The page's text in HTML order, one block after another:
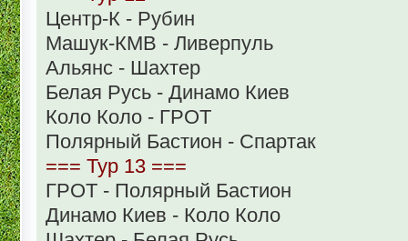
Центр-К - Рубин
Машук-КМВ - Ливерпуль
Альянс - Шахтер
Белая Русь - Динамо Киев
Коло Коло - ГРОТ
Полярный Бастион - Спартак
=== Тур 13 ===
ГРОТ - Полярный Бастион
Динамо Киев - Коло Коло